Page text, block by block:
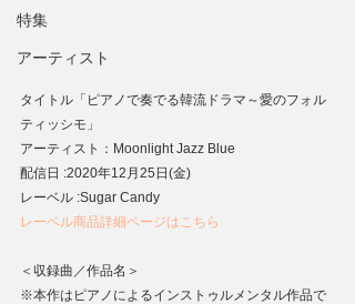
特集
アーティスト
タイトル「ピアノで奏でる韓流ドラマ～愛のフォル
ティッシモ」
アーティスト：Moonlight Jazz Blue
配信日 :2020年12月25日(金)
レーベル :Sugar Candy
レーベル商品詳細ページはこちら
＜収録曲／作品名＞
※本作はピアノによるインストゥルメンタル作品で